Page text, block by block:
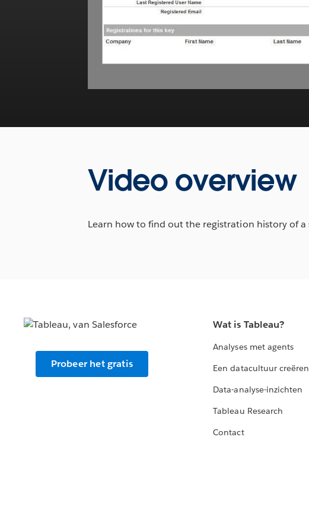
Video overview
Learn how to find out the registration history of a
Probeer het gratis
Wat is Tableau?
Analyses met agents
Een datacultuur creëren
Data-analyse-inzichten
Tableau Research
Contact